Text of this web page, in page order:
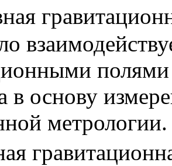
в основу
метрологии.